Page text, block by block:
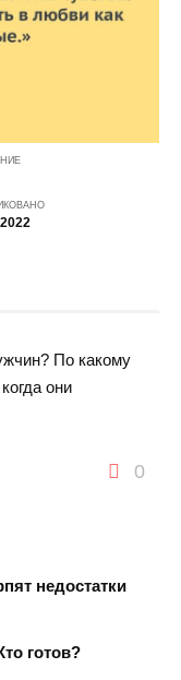
По какому
они
0
недостатки
готов?